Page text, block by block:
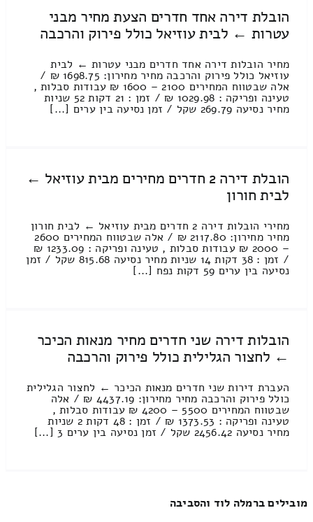
הובלת דירה אחד חדרים הצעת מחיר מבני
עטרות ← לבית עוזיאל כולל פירוק והרכבה
מחיר הובלות דירה אחד חדרים מבני עטרות ← לבית
עוזיאל כולל פירוק והרכבה מחיר מחירון: 1698.75 ₪ /
אלה שבטווח המחירים 2100 – 1600 ₪ עבודות סבלות ,
טעינה ופריקה : 1029.98 ₪ / זמן : 21 דקות 52 שניות
מחיר נסיעה 269.79 שקל / זמן נסיעה בין ערים [...]
הובלת דירה 2 חדרים מחירים מבית עוזיאל ←
לבית חורון
מחירי הובלות דירה 2 חדרים מבית עוזיאל ← לבית חורון
מחיר מחירון: 2117.80 ₪ / אלה שבטווח המחירים 2600
– 2000 ₪ עבודות סבלות , טעינה ופריקה : 1233.09 ₪
/ זמן : 38 דקות 14 שניות מחיר נסיעה 815.68 שקל / זמן
נסיעה בין ערים 59 דקות נפח [...]
הובלות דירה שני חדרים מחיר מנאות הכיכר
← לחצור הגלילית כולל פירוק והרכבה
העברת דירות שני חדרים מנאות הכיכר ← לחצור הגלילית
כולל פירוק והרכבה מחיר מחירון: 4437.19 ₪ / אלה
שבטווח המחירים 5500 – 4200 ₪ עבודות סבלות ,
טעינה ופריקה : 1373.53 ₪ / זמן : 48 דקות 2 שניות
מחיר נסיעה 2456.42 שקל / זמן נסיעה בין ערים 3 [...]
מובילים ברמלה לוד והסביבה